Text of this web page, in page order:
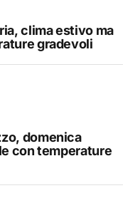
clima estivo ma
gradevoli
domenica
con temperature